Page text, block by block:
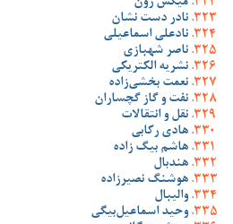
میکس زون
نادر دست نشان
نادعلی اسماعیلی
ناصر شهبازی
نشریه الکتریکی
نعمت بخشی‌زاده
نفت و گاز گچساران
نقل و انتقالات
هادی رکابی
هاشم بیگ زاده
هندبال
هوشنگ نصیرزاده
والیبال
وحید اسماعیل‌بیگی